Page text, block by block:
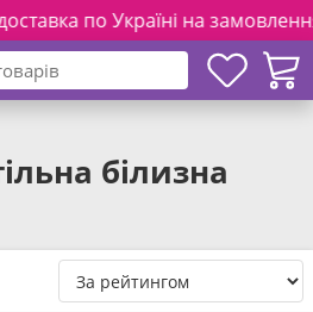
на замовлення від 3000 грн.
білизна